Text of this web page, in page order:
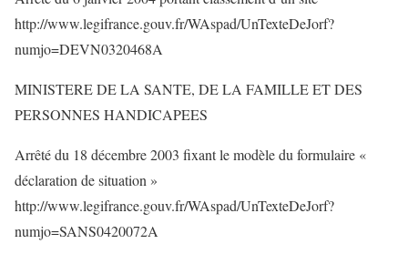
http://www.legifrance.gouv.fr/WAspad/UnTexteDeJorf?
numjo=DEVN0320468A
MINISTERE DE LA SANTE, DE LA FAMILLE ET DES
PERSONNES HANDICAPEES
Arrêté du 18 décembre 2003 fixant le modèle du formulaire «
déclaration de situation »
http://www.legifrance.gouv.fr/WAspad/UnTexteDeJorf?
numjo=SANS0420072A